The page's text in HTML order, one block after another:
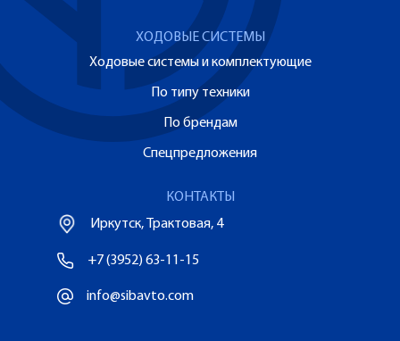
ХОДОВЫЕ СИСТЕМЫ
Ходовые системы и комплектующие
По типу техники
По брендам
Спецпредложения
КОНТАКТЫ
Иркутск, Трактовая, 4
+7 (3952) 63-11-15
info@sibavto.com